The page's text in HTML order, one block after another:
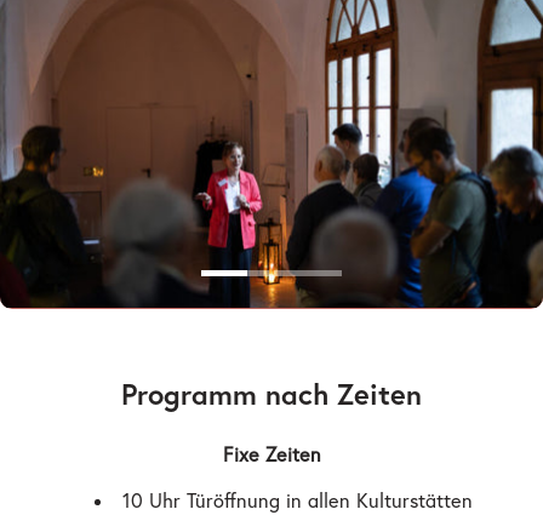
Programm nach Zeiten
Fixe Zeiten
10 Uhr Türöffnung in allen Kulturstätten